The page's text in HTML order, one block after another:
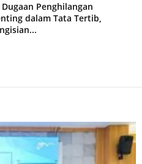
Dugaan Penghilangan
dalam Tata Tertib,